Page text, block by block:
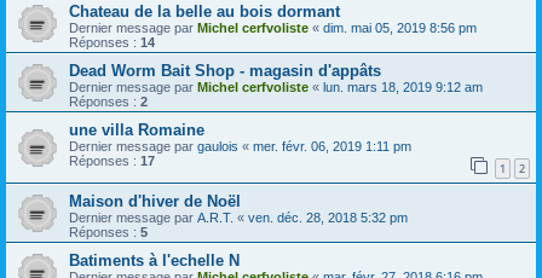
Chateau de la belle au bois dormant
Dernier message par Michel cerfvoliste « dim. mai 05, 2019 8:56 pm
Réponses : 14
Dead Worm Bait Shop - magasin d'appâts
Dernier message par Michel cerfvoliste « lun. mars 18, 2019 9:12 am
Réponses : 2
une villa Romaine
Dernier message par gaulois « mer. févr. 06, 2019 1:11 pm
Réponses : 17 1 2
Maison d'hiver de Noël
Dernier message par A.R.T. « ven. déc. 28, 2018 5:32 pm
Réponses : 5
Batiments à l'echelle N